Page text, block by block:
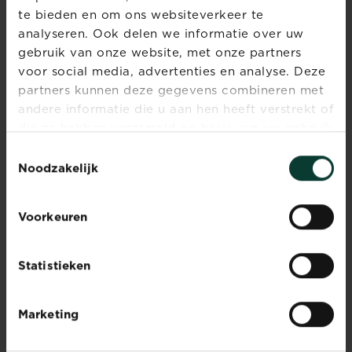
te bieden en om ons websiteverkeer te
analyseren. Ook delen we informatie over uw
gebruik van onze website, met onze partners
voor social media, advertenties en analyse. Deze
partners kunnen deze gegevens combineren met
andere informatie die u aan hen heeft verstrekt of
die ze hebben verzameld op basis van uw gebruik
Noodzakelijk
Voorkeuren
Statistieken
Marketing
Lees meerGeen tijd, wel een droomgazon?
Potgrond voor bloemen -
Substral
Algen en groene aanslag
verwijderen van tegels
Algen en groene aanslag
tuin aanleggen: creëer
een rustige ruimte met
landschapsarchitectuur